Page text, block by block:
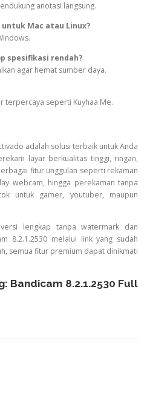
anotasi langsung.
Mac atau Linux?
spesifikasi rendah?
agar hemat sumber daya.
terpercaya seperti Kuyhaa Me.
adalah solusi terbaik untuk Anda
layar berkualitas tinggi, ringan,
fitur unggulan seperti rekaman
webcam, hingga perekaman tanpa
untuk gamer, youtuber, maupun
lengkap tanpa watermark dan
8.2.1.2530 melalui link yang sudah
semua fitur premium dapat dinikmati
Bandicam 8.2.1.2530 Full